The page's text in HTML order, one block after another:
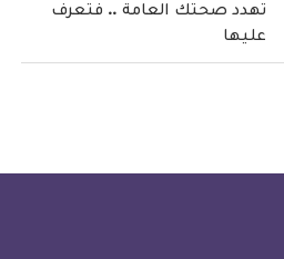
تهدد صحتك العامة .. فتعرف
عليها